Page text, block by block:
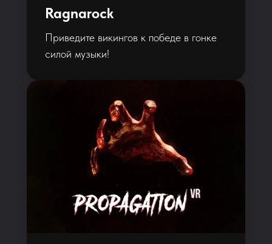
Ragnarock
Приведите викингов к победе в гонке
силой музыки!